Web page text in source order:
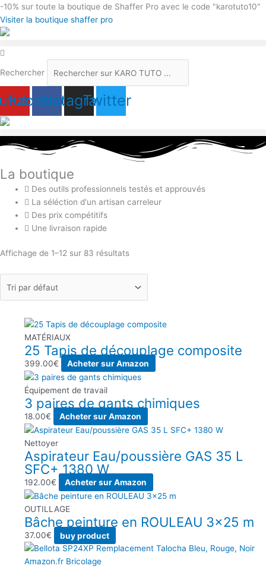
Aller
au
contenu
-10% sur toute la boutique de Shaffer Pro avec le code "karotuto10"
Visiter la boutique shaffer pro
Rechercher
Facebook
Instagram
Twitter
La boutique
Des outils professionnels testés et approuvés
La séléction d'un artisan carreleur
Des prix compétitifs
Une livraison rapide
Affichage de 1–12 sur 83 résultats
MATÉRIAUX
25 Tapis de découplage composite
399.00€ Acheter sur Amazon
Équipement de travail
3 paires de gants chimiques
18.00€ Acheter sur Amazon
Nettoyer
Aspirateur Eau/poussière GAS 35 L
SFC+ 1380 W
192.00€ Acheter sur Amazon
OUTILLAGE
Bâche peinture en ROULEAU 3×25 m
37.00€ buy product